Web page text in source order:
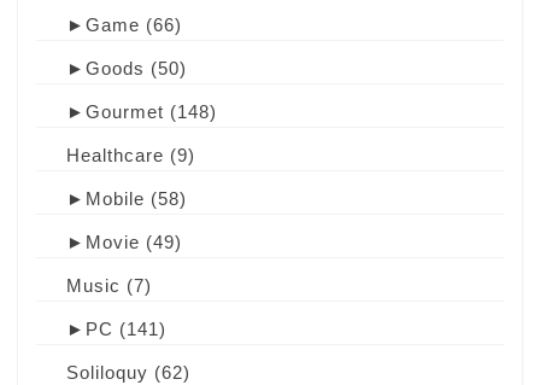
► Game (66)
► Goods (50)
► Gourmet (148)
Healthcare (9)
► Mobile (58)
► Movie (49)
Music (7)
► PC (141)
Soliloquy (62)